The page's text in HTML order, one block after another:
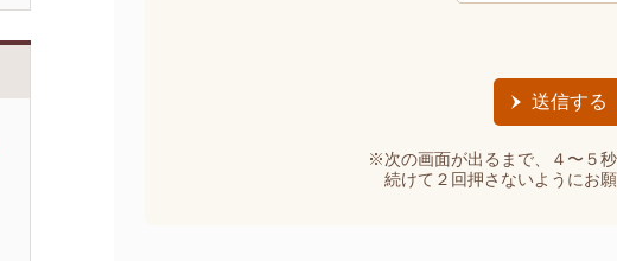
※次の画面が出るまで、４〜５秒
続けて２回押さないようにお願